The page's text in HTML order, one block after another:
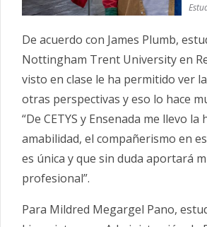
De acuerdo con James Plumb,
Nottingham Trent University en
visto en clase le ha permitido ver
otras perspectivas y eso lo hace
“De CETYS y Ensenada me llevo
amabilidad, el compañerismo en
es única y que sin duda aportará
profesional”.
Para Mildred Megargel Pano,